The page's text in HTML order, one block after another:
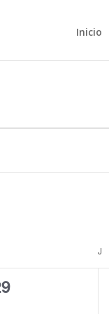
Inicio
J